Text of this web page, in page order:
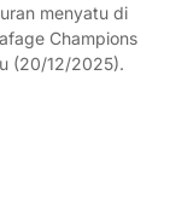
menyatu di
Champions
(20/12/2025).